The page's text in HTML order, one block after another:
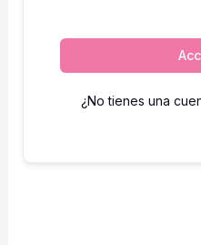
¿No tienes una